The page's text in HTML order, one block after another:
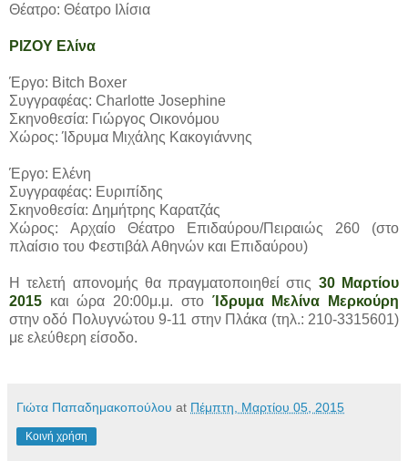
Θέατρο: Θέατρο Ιλίσια
ΡΙΖΟΥ Ελίνα
Έργο: Bitch Boxer
Συγγραφέας: Charlotte Josephine
Σκηνοθεσία: Γιώργος Οικονόμου
Χώρος: Ίδρυμα Μιχάλης Κακογιάννης
Έργο: Ελένη
Συγγραφέας: Ευριπίδης
Σκηνοθεσία: Δημήτρης Καρατζάς
Χώρος: Αρχαίο Θέατρο Επιδαύρου/Πειραιώς 260 (στο
πλαίσιο του Φεστιβάλ Αθηνών και Επιδαύρου)
Η τελετή απονομής θα πραγματοποιηθεί στις 30 Μαρτίου
2015 και ώρα 20:00μ.μ. στο Ίδρυμα Μελίνα Μερκούρη
στην οδό Πολυγνώτου 9-11 στην Πλάκα (τηλ.: 210-3315601)
με ελεύθερη είσοδο.
Γιώτα Παπαδημακοπούλου at Πέμπτη, Μαρτίου 05, 2015
Κοινή χρήση